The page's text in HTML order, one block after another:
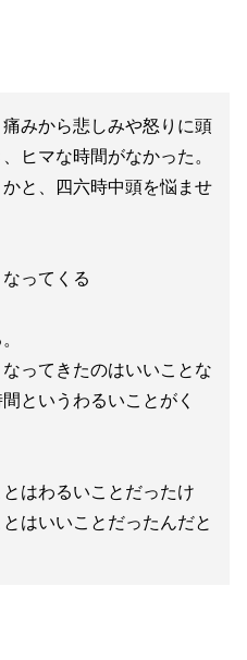
みから悲しみや怒りに頭
ヒマな時間がなかった。
と、四六時中頭を悩ませ
ってくる
ってきたのはいいことな
というわるいことがく
はわるいことだったけ
はいいことだったんだと